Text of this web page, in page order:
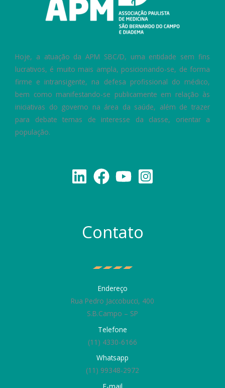
Hoje, a atuação da APM SBC/D, uma entidade sem fins
lucrativos, é muito mais ampla, posicionando-se, de forma
firme e intransigente, na defesa profissional do médico,
bem como manifestando-se publicamente em relação às
iniciativas do governo na área da saúde, além de trazer
para debate temas de interesse da classe, orientar a
população.
Contato
Endereço
Rua Pedro Jaccobucci, 400
S.B.Campo – SP
Telefone
(11) 4330-6166
Whatsapp
(11) 99348-2972